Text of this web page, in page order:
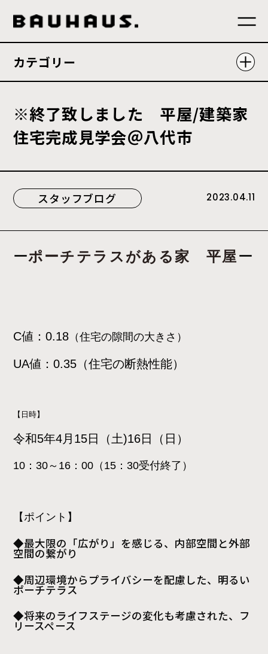
スタッフブログ 2023.04.11
※終了致しま した 平屋/建築家
住宅完成見学会＠八代市
カテゴリー
ーポーチテラスがある家 平屋ー
C値：0.18（住宅の隙間の大きさ）
UA値：0.35（住宅の断熱性能）
【日時】
令和5年4月15日（土)16日 （日）
10：30～16：00（15：30受付終了）
【ポイント】
◆最大限の「広がり」を感じる、内部空間と外部
空間の繋がり
◆周辺環境からプライバシーを配慮した、明るい
ポーチテラス
◆将来のライフステージの変化も考慮された、フ
リースペース